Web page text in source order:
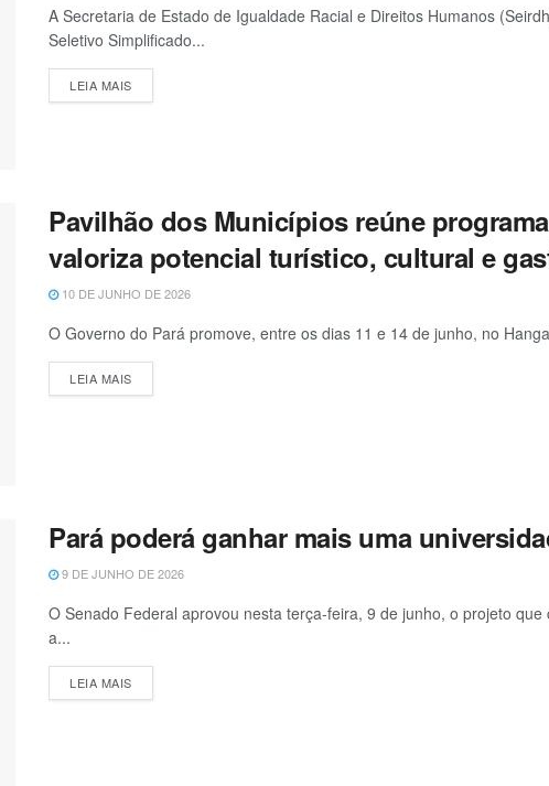
A Secretaria de Estado de Igualdade Racial e Direitos Humanos
Seletivo Simplificado...
LEIA MAIS
Pavilhão dos Municípios reúne
valoriza potencial turístico, cultural e
10 DE JUNHO DE 2026
O Governo do Pará promove, entre os dias 11 e 14 de junho, no
LEIA MAIS
Pará poderá ganhar mais uma
9 DE JUNHO DE 2026
O Senado Federal aprovou nesta terça-feira, 9 de junho, o projeto
a...
LEIA MAIS